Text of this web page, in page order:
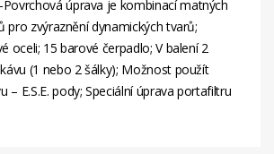
úprava je kombinací matných
pro zvýraznění dynamických tvarů;
oceli; 15 barové čerpadlo; V balení 2
(1 nebo 2 šálky); Možnost použít
– E.S.E. pody; Speciální úprava portafiltru